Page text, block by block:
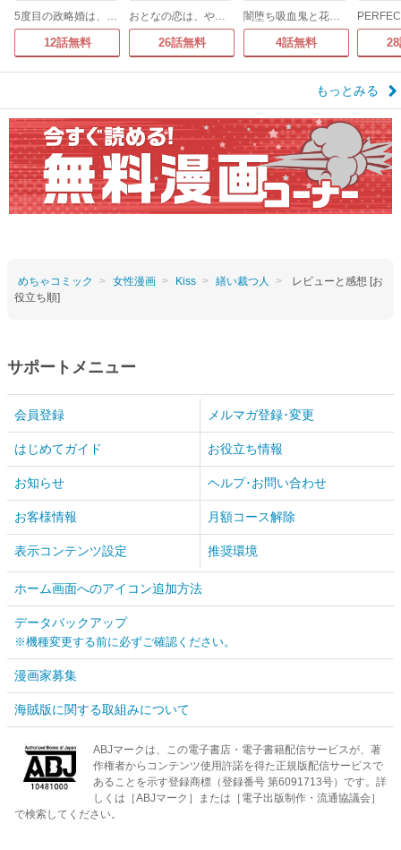
5度目の政略婚は、私を憎むあなたと
12話無料
おとなの恋は、やぶさかにつき。
26話無料
闇堕ち吸血鬼と花嫁のソアレ
4話無料
もっとみる
めちゃコミック 女性漫画 Kiss 繕い裁つ人
レビューと感想 [お
役立ち順]
サポートメニュー
会員登録 メルマガ登録･変更
はじめてガイド お役立ち情報
お知らせ ヘルプ･お問い合わせ
お客様情報 月額コース解除
表示コンテンツ設定 推奨環境
ホーム画面へのアイコン追加方法
データバックアップ
※機種変更する前に必ずご確認ください。
漫画家募集
海賊版に関する取組みについて
ABJマークは、この電子書店・電子書籍配信サービスが、著
作権者からコンテンツ使用許諾を得た正規版配信サービスで
あることを示す登録商標（登録番号 第6091713号）です。詳
しくは［ABJマーク］または［電子出版制作・流通協議会］
で検索してください。